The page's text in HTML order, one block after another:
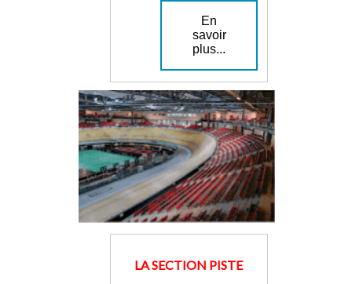
En
savoir
plus...
LA SECTION PISTE